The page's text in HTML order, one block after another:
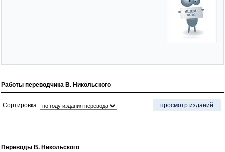
Работы переводчика В. Никольского
Сортировка: просмотр изданий
Переводы В. Никольского